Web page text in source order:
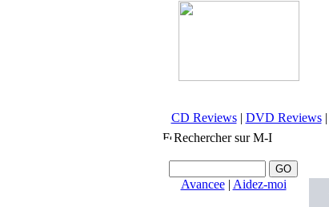
CD Reviews| DVD Reviews|
Rechercher sur M-I
Avancee| Aidez-moi